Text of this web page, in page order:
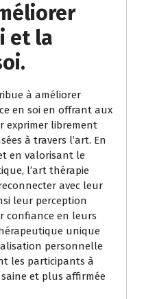
et la
à améliorer
en soi en offrant aux
exprimer librement
à travers l’art. En
en valorisant le
l’art thérapie
avec leur
leur perception
confiance en leurs
unique
personnelle
les participants à
et plus affirmée